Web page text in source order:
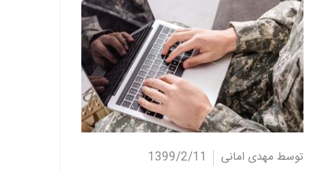
ادامه مطلب توسط مهدی امانی 1399/2/11